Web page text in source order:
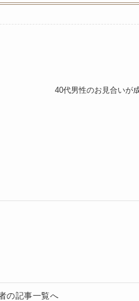
40代男性のお見合いが
の記事一覧へ